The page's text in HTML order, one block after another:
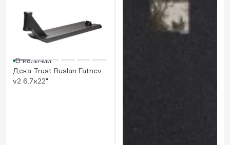
В наличии
Дека Trust Ruslan Fatnev
v2 6.7x22"